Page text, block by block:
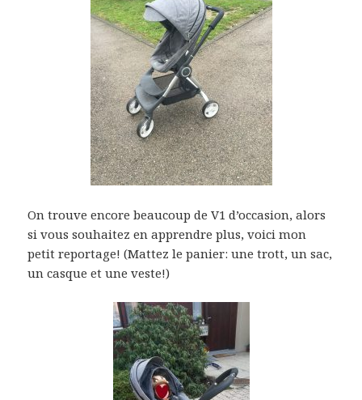
On trouve encore beaucoup de V1 d’occasion, alors
si vous souhaitez en apprendre plus, voici mon
petit reportage! (Mattez le panier: une trott, un sac,
un casque et une veste!)